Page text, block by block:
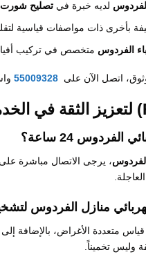
لديه خبرة في تصليح شورت
بأخرى ذات مواصفات قياسية
الفردوس متخصص في تركيب
اتصل الآن على 55009328
24 ساعة؟
، يرجى الاتصال مباشرة
العاجلة.
منازل الفردوس
متعددة الأغراض، بالإضافة
وليس تخميناً.